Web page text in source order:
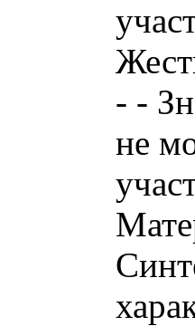
- -
не